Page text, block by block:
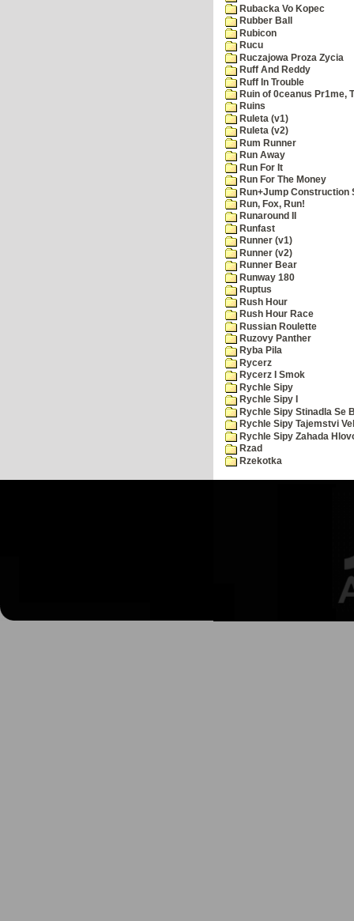
Rubacka Vo Kopec
Rubber Ball
Rubicon
Rucu
Ruczajowa Proza Zycia
Ruff And Reddy
Ruff In Trouble
Ruin of 0ceanus Pr1me,
Ruins
Ruleta (v1)
Ruleta (v2)
Rum Runner
Run Away
Run For It
Run For The Money
Run+Jump Construction
Run, Fox, Run!
Runaround II
Runfast
Runner (v1)
Runner (v2)
Runner Bear
Runway 180
Ruptus
Rush Hour
Rush Hour Race
Russian Roulette
Ruzovy Panther
Ryba Pila
Rycerz
Rycerz I Smok
Rychle Sipy
Rychle Sipy I
Rychle Sipy Stinadla Se
Rychle Sipy Tajemstvi
Rychle Sipy Zahada
Rzad
Rzekotka